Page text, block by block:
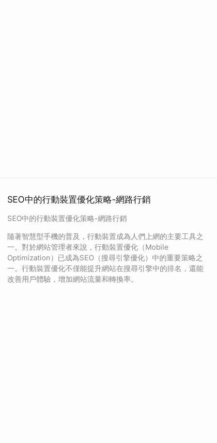
SEO中的行動裝置優化策略-網路行銷
SEO中的行動裝置優化策略-網路行銷
隨著智慧型手機的普及，行動裝置成為人們上網的主要工具之
一。對於網站管理者來說，行動裝置優化（Mobile
Optimization）已成為SEO（搜尋引擎優化）中的重要策略之
一。行動裝置優化不僅能提升網站在搜尋引擎中的排名，還能
改善用戶體驗，增加網站流量和轉換率。